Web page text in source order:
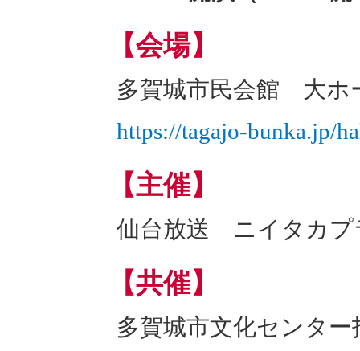
【会場】
多賀城市民会館 大ホ
https://tagajo-bunka.jp/
【主催】
仙台放送 ニイタカプ
【共催】
多賀城市文化センター